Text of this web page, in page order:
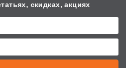
скидках, акциях